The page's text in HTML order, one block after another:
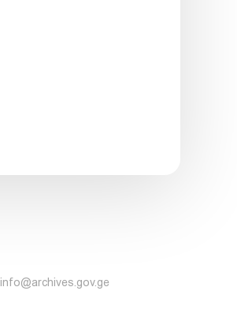
info@archives.gov.ge